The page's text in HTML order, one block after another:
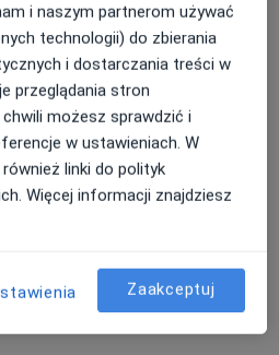
osobom w kryzysie.
kryzysowej w Centrum
Wrocławiu, a także
Umiejętności
w Eureka Centrum
psychologiem szkolnym.
Kryzys życiowy
zawodowy +2
i naszym partnerom używać
technologii) do zbierania
i dostarczania treści w
przeglądania stron
możesz sprawdzić i
w ustawieniach. W
linki do polityk
Więcej informacji znajdziesz
Zaakceptuj